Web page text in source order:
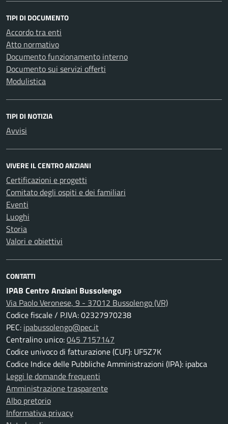
TIPI DI DOCUMENTO
Accordo tra enti
Atto normativo
Documento funzionamento interno
Documento sui servizi offerti
Modulistica
TIPI DI NOTIZIA
Avvisi
VIVERE IL CENTRO ANZIANI
Certificazioni e progetti
Comitato degli ospiti e dei familiari
Eventi
Luoghi
Storia
Valori e obiettivi
CONTATTI
IPAB Centro Anziani Bussolengo
Via Paolo Veronese, 9 - 37012 Bussolengo (VR)
Codice fiscale / P.IVA: 02327970238
PEC: ipabussolengo@pec.it
Centralino unico:045 7157147
Codice univoco di fatturazione (CUF): UF5Z7K
Codice Indice delle Pubbliche Amministrazioni (IPA): ipabca
Leggi le domande frequenti
Amministrazione trasparente
Albo pretorio
Informativa privacy